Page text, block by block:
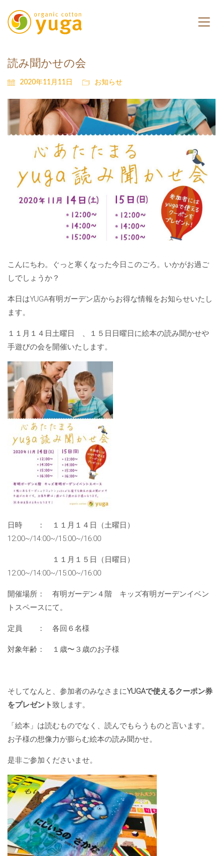
読み聞かせの会
2020年11月11日 お知らせ
こんにちわ。ぐっと寒くなった今日このごろ。いかがお過ご
しでしょうか？
本日はYUGA有明ガーデン店からお得な情報をお知らせいたし
ます。
１１月１４日土曜日 、１５日日曜日に絵本の読み聞かせや
手遊びの会を開催いたします。
日時 ： １１月１４日（土曜日）
12:00~/14:00~/15:00~/16:00
１１月１５日（日曜日）
12:00~/14:00~/15:00~/16:00
開催場所： 有明ガーデン４階 キッズ有明ガーデンイベン
トスペースにて。
定員 ： 各回６名様
対象年齢： １歳〜３歳のお子様
そしてなんと、参加者のみなさまにYUGAで使えるクーポン券
をプレゼント致します。
「絵本」は読むものでなく、読んでもらうものと言います。
お子様の想像力が膨らむ絵本の読み聞かせ。
是非ご参加くださいませ。